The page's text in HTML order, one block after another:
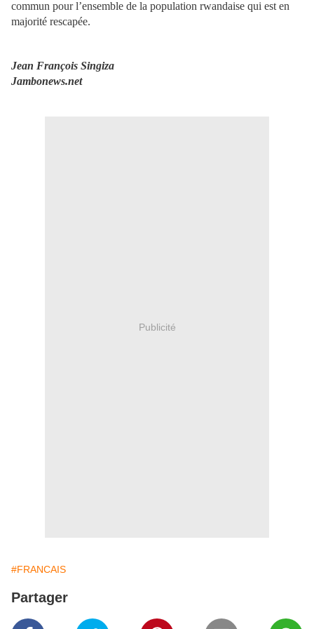
commun pour l’ensemble de la population rwandaise qui est en
majorité rescapée.
Jean François Singiza
Jambonews.net
Publicité
#FRANCAIS
Partager